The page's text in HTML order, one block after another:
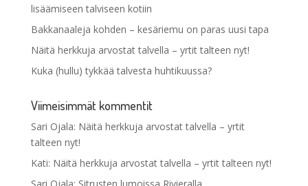
lisäämiseen talviseen kotiin
Bakkanaaleja kohden – kesäriemu on paras uusi tapa
Näitä herkkuja arvostat talvella – yrtit talteen nyt!
Kuka (hullu) tykkää talvesta huhtikuussa?
Viimeisimmät kommentit
Sari Ojala: Näitä herkkuja arvostat talvella – yrtit
talteen nyt!
Kati: Näitä herkkuja arvostat talvella – yrtit talteen nyt!
Sari Ojala: Sitrusten lumoissa Rivieralla